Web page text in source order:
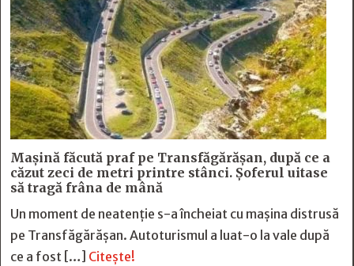
Mașină făcută praf pe Transfăgărășan, după ce a
căzut zeci de metri printre stânci. Șoferul uitase
să tragă frâna de mână
Un moment de neatenție s-a încheiat cu mașina distrusă
pe Transfăgărășan. Autoturismul a luat-o la vale după
ce a fost […] Citește!